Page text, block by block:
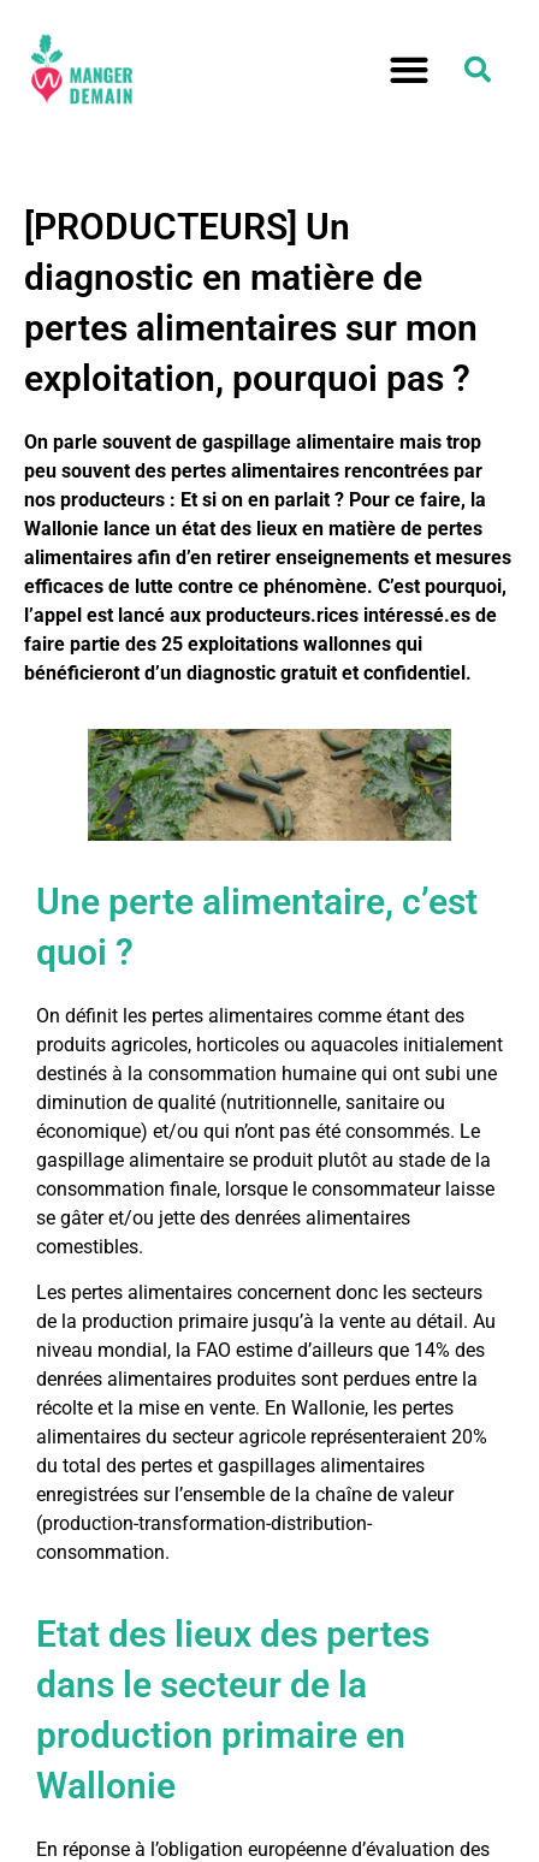
[PRODUCTEURS] Un
diagnostic en matière de
pertes alimentaires sur mon
exploitation, pourquoi pas ?
On parle souvent de gaspillage alimentaire mais trop
peu souvent des pertes alimentaires rencontrées par
nos producteurs : Et si on en parlait ? Pour ce faire, la
Wallonie lance un état des lieux en matière de pertes
alimentaires afin d’en retirer enseignements et mesures
efficaces de lutte contre ce phénomène. C’est pourquoi,
l’appel est lancé aux producteurs.rices intéressé.es de
faire partie des 25 exploitations wallonnes qui
bénéficieront d’un diagnostic gratuit et confidentiel.
Une perte alimentaire, c’est
quoi ?
On définit les pertes alimentaires comme étant des
produits agricoles, horticoles ou aquacoles initialement
destinés à la consommation humaine qui ont subi une
diminution de qualité (nutritionnelle, sanitaire ou
économique) et/ou qui n’ont pas été consommés. Le
gaspillage alimentaire se produit plutôt au stade de la
consommation finale, lorsque le consommateur laisse
se gâter et/ou jette des denrées alimentaires
comestibles.
Les pertes alimentaires concernent donc les secteurs
de la production primaire jusqu’à la vente au détail. Au
niveau mondial, la FAO estime d’ailleurs que 14% des
denrées alimentaires produites sont perdues entre la
récolte et la mise en vente. En Wallonie, les pertes
alimentaires du secteur agricole représenteraient 20%
du total des pertes et gaspillages alimentaires
enregistrées sur l’ensemble de la chaîne de valeur
(production-transformation-distribution-
consommation.
Etat des lieux des pertes
dans le secteur de la
production primaire en
Wallonie
En réponse à l’obligation européenne d’évaluation des